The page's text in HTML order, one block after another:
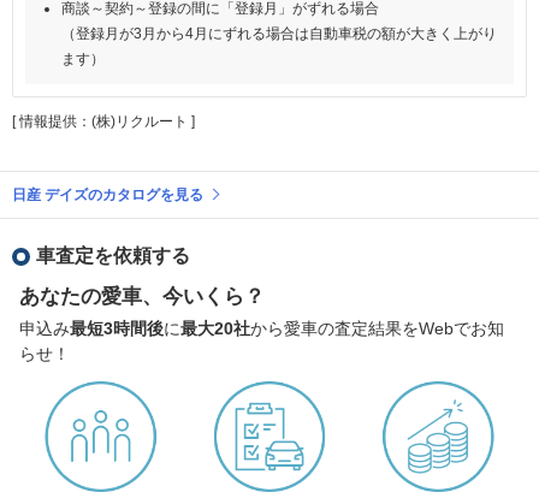
商談～契約～登録の間に「登録月」がずれる場合
（登録月が3月から4月にずれる場合は自動車税の額が大きく上がり
ます）
[ 情報提供：(株)リクルート ]
日産 デイズのカタログを見る
車査定を依頼する
あなたの愛車、今いくら？
申込み最短3時間後に最大20社から愛車の査定結果をWebでお知
らせ！